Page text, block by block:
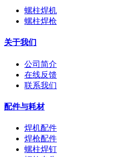
螺柱焊机
螺柱焊枪
关于我们
公司简介
在线反馈
联系我们
配件与耗材
焊机配件
焊枪配件
螺柱焊钉